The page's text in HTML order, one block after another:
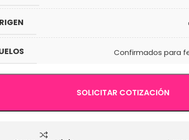
Confirmados para
SOLICITAR COTIZACIÓN